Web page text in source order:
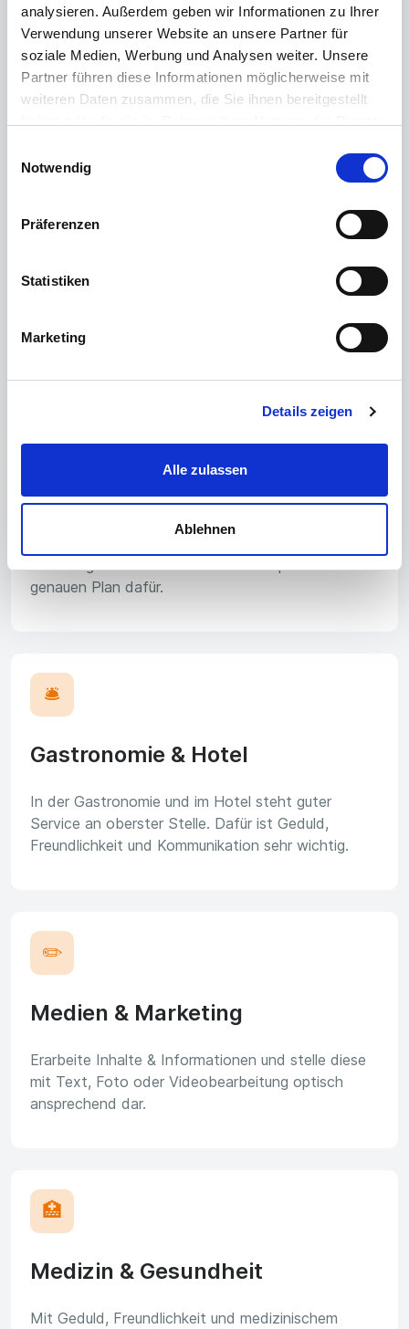
analysieren. Außerdem geben wir Informationen zu Ihrer
Verwendung unserer Website an unsere Partner für
soziale Medien, Werbung und Analysen weiter. Unsere
Partner führen diese Informationen möglicherweise mit
weiteren Daten zusammen, die Sie ihnen bereitgestellt
Impressum
Notwendig
Präferenzen
Statistiken
Marketing
Details zeigen
Alle zulassen
Ablehnen
Fräse, bohre oder schweiße an Bauteilen für
Anlagen oder Konstruktionen in der Werkstatt oder
auf der Baustelle.
👩‍🦽
Pflege & Soziales
Der Mensch steht im Mittelpunkt bei der Pflege
Kindern oder Menschen mit Beeinträchtigung.
Technisches Büro
genauen Plan dafür.
🛎️
Gastronomie & Hotel
In der Gastronomie und im Hotel steht guter
Service an oberster Stelle. Dafür ist Geduld,
Freundlichkeit und Kommunikation sehr wichtig.
✏️
Medien & Marketing
Erarbeite Inhalte & Informationen und stelle diese
mit Text, Foto oder Videobearbeitung optisch
ansprechend dar.
🏥
Medizin & Gesundheit
Mit Geduld, Freundlichkeit und medizinischem